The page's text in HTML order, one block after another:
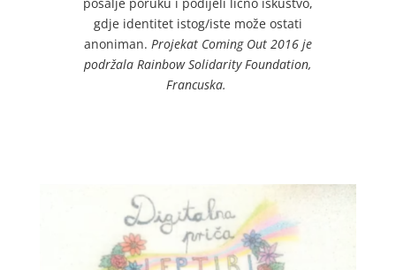
gdje identitet istog/iste može ostati
anoniman. Projekat Coming Out 2016 je
podržala Rainbow Solidarity Foundation,
Francuska.